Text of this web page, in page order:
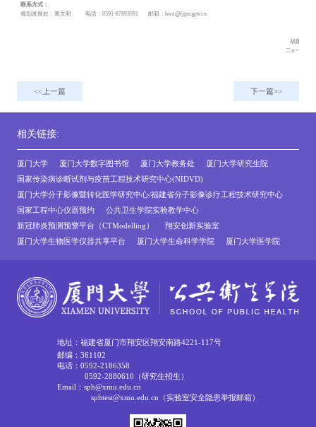
联系方式：
规划发展处：黄文昭
电话：0591-87893591 邮箱：hwz@fjipo.gov.cn
福建省知
二○一一年
上一篇 下一篇
相关链接:
厦门大学 厦门大学数字图书馆 厦门大学教务处
厦门大学研究生院
国家传染病诊断试剂与疫苗工程技术研究中心(NIDVD)
厦门大学分子影像暨转化医学研究中心/福建省分子影像诊疗工程技术研究中心
国家工程中心仪器预约
公共卫生学院实验教学中心
新冠肺炎预测预警平台（CTModelling）
翔安创新实验室
厦门大学生物医学仪器共享平台
厦门大学生命科学学院 厦门大学医学院
地址：福建省厦门市翔安区翔安南路4221-117号
邮编：361102
电话：0592-2186358
0592-2880610（研究生招生）
Email：sph@xmu.edu.cn
sphtest@xmu.edu.cn（实验室安全隐患举报邮箱）